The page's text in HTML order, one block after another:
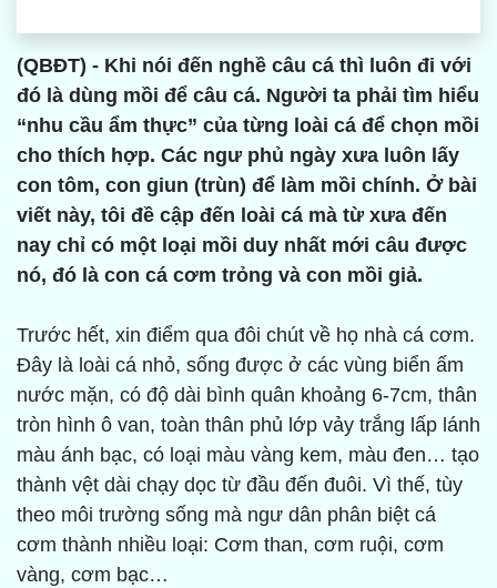
(QBĐT) - Khi nói đến nghề câu cá thì luôn đi với
đó là dùng mồi để câu cá. Người ta phải tìm hiểu
“nhu cầu ẩm thực” của từng loài cá để chọn mồi
cho thích hợp. Các ngư phủ ngày xưa luôn lấy
con tôm, con giun (trùn) để làm mồi chính. Ở bài
viết này, tôi đề cập đến loài cá mà từ xưa đến
nay chỉ có một loại mồi duy nhất mới câu được
nó, đó là con cá cơm trỏng và con mồi giả.
Trước hết, xin điểm qua đôi chút về họ nhà cá cơm.
Đây là loài cá nhỏ, sống được ở các vùng biển ấm
nước mặn, có độ dài bình quân khoảng 6-7cm, thân
tròn hình ô van, toàn thân phủ lớp vảy trắng lấp lánh
màu ánh bạc, có loại màu vàng kem, màu đen… tạo
thành vệt dài chạy dọc từ đầu đến đuôi. Vì thế, tùy
theo môi trường sống mà ngư dân phân biệt cá
cơm thành nhiều loại: Cơm than, cơm ruội, cơm
vàng, cơm bạc…